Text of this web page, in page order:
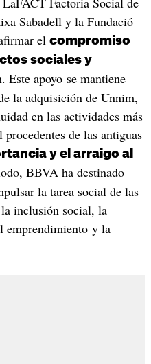
Sabadell y la Fundació
el compromiso
sociales y
Este apoyo se mantiene
la adquisición de Unnim,
en las actividades más
de las antiguas
y el arraigo al
BBVA ha destinado
la tarea social de las
inclusión social, la
emprendimiento y la